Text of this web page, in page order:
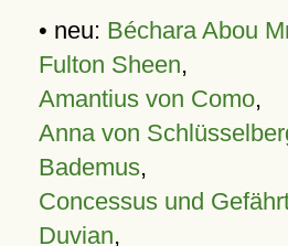
• neu: Béchara Abou
Fulton Sheen,
Amantius von Como,
Anna von
Bademus,
Concessus und
Duvian,